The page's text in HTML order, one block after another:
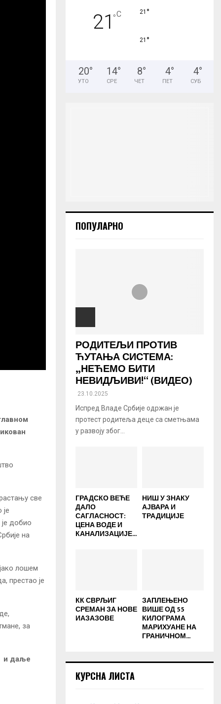
све
добио
на
лошем
престао је
за
и даље
21°C 21 °
21 °
20°
УТО
14°
СРЕ
8°
ЧЕТ
4°
ПЕТ
4°
СУБ
ПОПУЛАРНО
РОДИТЕЉИ ПРОТИВ
ЋУТАЊА СИСТЕМА:
„НЕЋЕМО БИТИ
НЕВИДЉИВИ!“ (ВИДЕО)
23.10.2025
Испред Владе Србије одржан је
протест родитеља деце са сметњама
у развоју због...
ГРАДСКО ВЕЋЕ
ДАЛО
САГЛАСНОСТ:
ЦЕНА ВОДЕ И
КАНАЛИЗАЦИЈЕ...
НИШ У ЗНАКУ
АЈВАРА И
ТРАДИЦИЈЕ
КК СВРЉИГ
СРЕМАН ЗА НОВЕ
ИАЗАЗОВЕ
ЗАПЛЕЊЕНО
ВИШЕ ОД 55
КИЛОГРАМА
МАРИХУАНЕ НА
ГРАНИЧНОМ...
КУРСНА ЛИСТА